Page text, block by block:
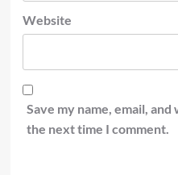
Website
Save my name, email,
the next time I comment.